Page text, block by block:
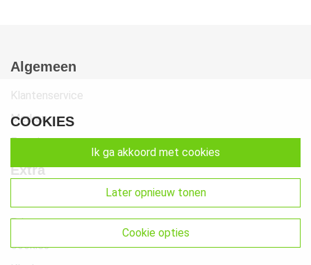
Algemeen
Klantenservice
Merken
Favorieten
Extra
Privacy
Cookies
COOKIES
ik ga akkoord met cookies
later opnieuw tonen
cookie opties